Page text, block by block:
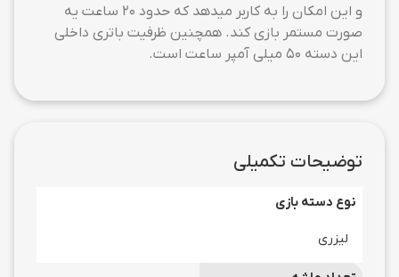
و این امکان را به کاربر میدهد که حدود 20 ساعت یه
صورت مستمر بازی کند. همچنین ظرفیت باتری داخلی
این دسته 50 میلی آمپر ساعت است.
توضیحات تکمیلی
نوع دسته بازی
لیزری